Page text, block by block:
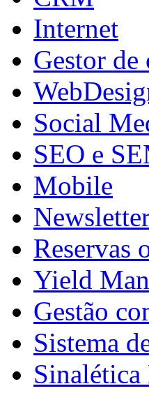
Internet
Gestor de
Social
SEO e
Mobile
Reservas
Yield
Gestão
Sistema